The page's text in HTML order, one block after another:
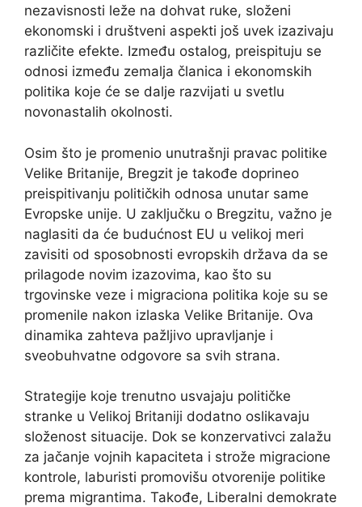
nezavisnosti leže na dohvat ruke, složeni
ekonomski i društveni aspekti još uvek izazivaju
različite efekte. Između ostalog, preispituju se
odnosi između zemalja članica i ekonomskih
politika koje će se dalje razvijati u svetlu
novonastalih okolnosti.
Osim što je promenio unutrašnji pravac politike
Velike Britanije, Bregzit je takođe doprineo
preispitivanju političkih odnosa unutar same
Evropske unije. U zaključku o Bregzitu, važno je
naglasiti da će budućnost EU u velikoj meri
zavisiti od sposobnosti evropskih država da se
prilagode novim izazovima, kao što su
trgovinske veze i migraciona politika koje su se
promenile nakon izlaska Velike Britanije. Ova
dinamika zahteva pažljivo upravljanje i
sveobuhvatne odgovore sa svih strana.
Strategije koje trenutno usvajaju političke
stranke u Velikoj Britaniji dodatno oslikavaju
složenost situacije. Dok se konzervativci zalažu
za jačanje vojnih kapaciteta i strože migracione
kontrole, laburisti promovišu otvorenije politike
prema migrantima. Takođe, Liberalni demokrate